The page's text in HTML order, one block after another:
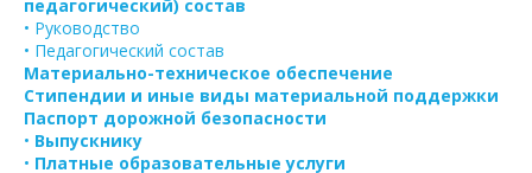
педагогический) состав
• Руководство
• Педагогический состав
Материально-техническое обеспечение
Стипендии и иные виды материальной поддержки
Паспорт дорожной безопасности
• Выпускнику
• Платные образовательные услуги